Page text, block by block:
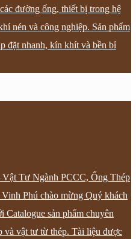
đường ống, thiết bị trong hệ
nén và công nghiệp. Sản phẩm
đặt nhanh, kín khít và bền bỉ
Vật Tư Ngành PCCC, Ống Thép
Phú chào mừng Quý khách
Catalogue sản phẩm chuyên
và vật tư từ thép. Tài liệu được